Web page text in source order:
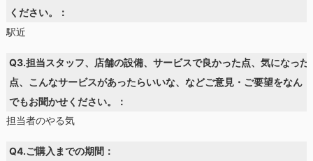
ください。：
駅近
Q3.担当スタッフ、店舗の設備、サービスで良かった点、気になった
点、こんなサービスがあったらいいな、などご意見・ご要望をなん
でもお聞かせください。：
担当者のやる気
Q4.ご購入までの期間：